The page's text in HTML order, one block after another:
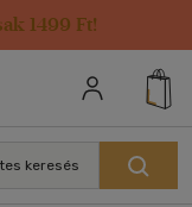
1499 Ft!
keresés